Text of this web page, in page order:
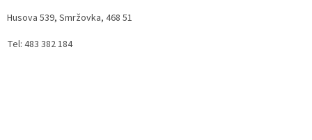
Husova 539, Smržovka, 468 51
Tel: 483 382 184